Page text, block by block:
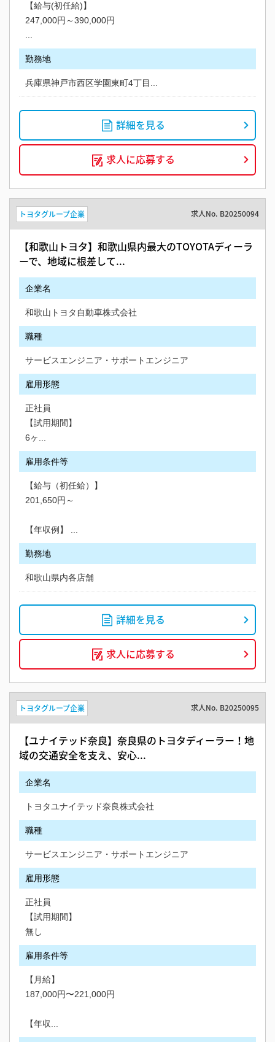
【給与(初任給)】
247,000円～390,000円
勤務地
兵庫県神戸市西区学園東町4丁目...
詳細を見る
求人に応募する
トヨタグループ企業 求人No. B20250094
【和歌山トヨタ】和歌山県内最大のTOYOTAディーラ
ーで、地域に根差して...
企業名
和歌山トヨタ自動車株式会社
職種
サービスエンジニア・サポートエンジニア
雇用形態
正社員
【試用期間】
6ヶ...
雇用条件等
【給与（初任給）】
201,650円～
【年収例】 ...
勤務地
和歌山県内各店舗
詳細を見る
求人に応募する
トヨタグループ企業 求人No. B20250095
【ユナイテッド奈良】奈良県のトヨタディーラー！地
域の交通安全を支え、安心...
企業名
トヨタユナイテッド奈良株式会社
職種
サービスエンジニア・サポートエンジニア
雇用形態
正社員
【試用期間】
無し
雇用条件等
【月給】
187,000円〜221,000円
【年収...